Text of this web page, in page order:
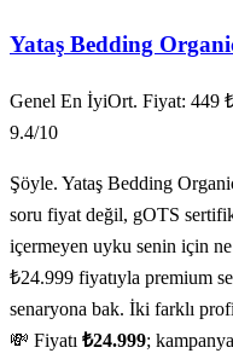
Yataş Bedding
Genel En İyiOrt. Fiyat: 449
9.4/10
Şöyle. Yataş Bedding
soru fiyat değil, gOTS
içermeyen uyku senin için
₺24.999 fiyatıyla premium
senaryona bak. İki farklı
💸 Fiyatı ₺24.999;